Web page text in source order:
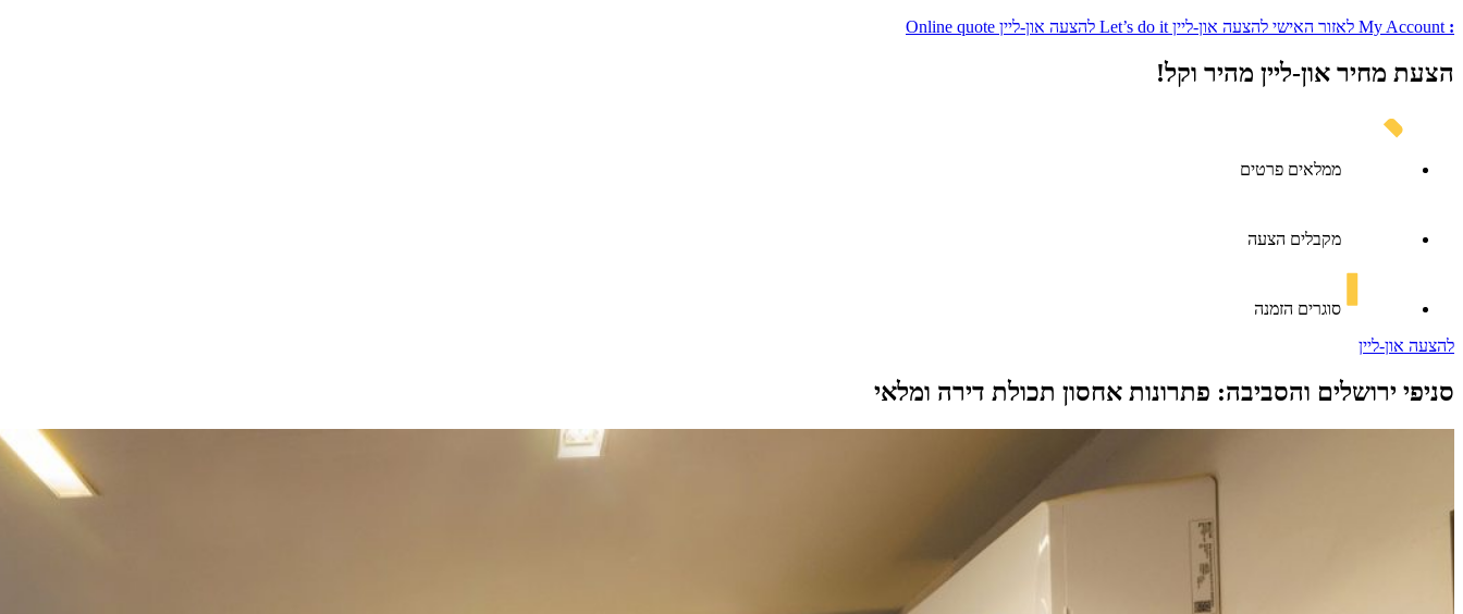
:
My Account לאזור האישי להצעה און-ליין Let’s do it להצעה און-ליין Online quote
הצעת מחיר און-ליין מהיר וקל!
ממלאים פרטים
מקבלים הצעה
סוגרים הזמנה
להצעה און-ליין
סניפי ירושלים והסביבה: פתרונות אחסון תכולת דירה ומלאי